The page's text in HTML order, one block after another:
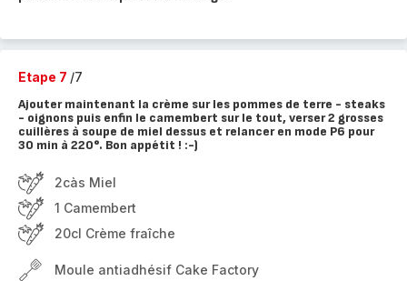
Etape 7 /7
Ajouter maintenant la crème sur les pommes de terre - steaks
- oignons puis enfin le camembert sur le tout, verser 2 grosses
cuillères à soupe de miel dessus et relancer en mode P6 pour
30 min à 220°. Bon appétit ! :-)
2càs Miel
1 Camembert
20cl Crème fraîche
Moule antiadhésif Cake Factory